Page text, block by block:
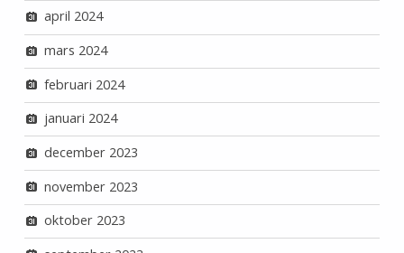
april 2024
mars 2024
februari 2024
januari 2024
december 2023
november 2023
oktober 2023